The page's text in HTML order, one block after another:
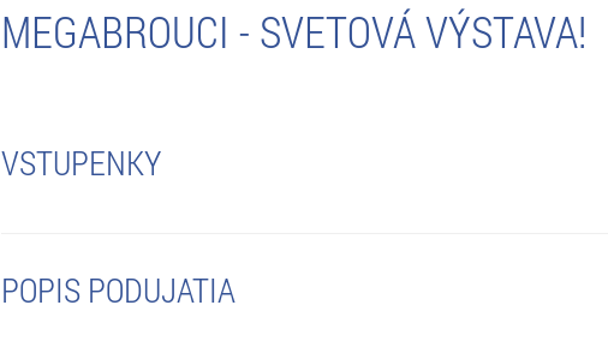
MEGABROUCI - SVETOVÁ VÝSTAVA!
VSTUPENKY
POPIS PODUJATIA